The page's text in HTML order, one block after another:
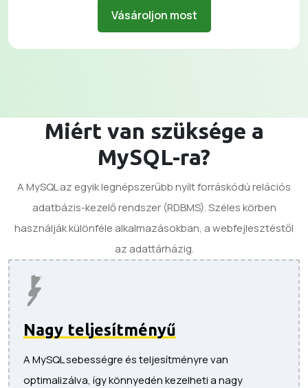
Vásároljon most
Miért van szüksége a
MySQL-ra?
A MySQL az egyik legnépszerűbb nyílt forráskódú relációs
adatbázis-kezelő rendszer (RDBMS). Széles körben
használják különféle alkalmazásokban, a webfejlesztéstől
az adattárházig.
Nagy teljesítményű
A MySQL sebességre és teljesítményre van
optimalizálva, így könnyedén kezelheti a nagy